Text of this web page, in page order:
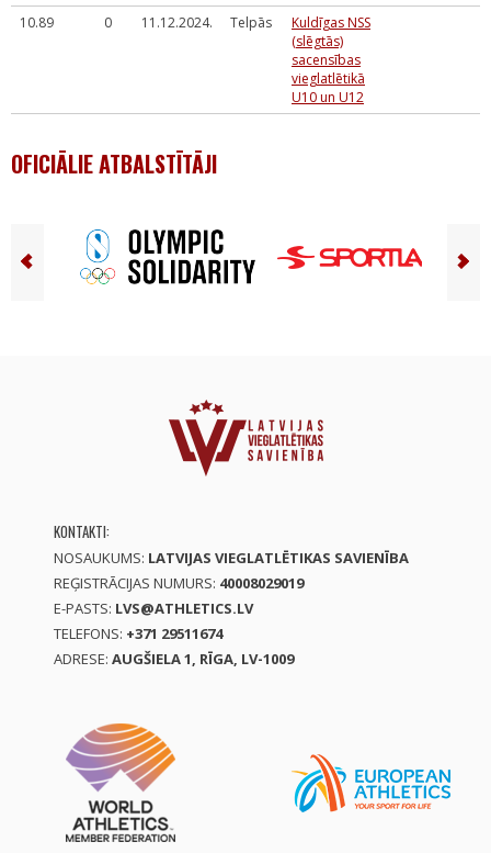
10.89
0 11.12.2024. Telpās
Kuldīgas NSS
(slēgtās)
sacensības
vieglatlētikā
U10 un U12
OFICIĀLIE ATBALSTĪTĀJI
KONTAKTI:
NOSAUKUMS: LATVIJAS VIEGLATLĒTIKAS SAVIENĪBA
REĢISTRĀCIJAS NUMURS: 40008029019
E-PASTS: LVS@ATHLETICS.LV
TELEFONS: +371 29511674
ADRESE: AUGŠIELA 1, RĪGA, LV-1009